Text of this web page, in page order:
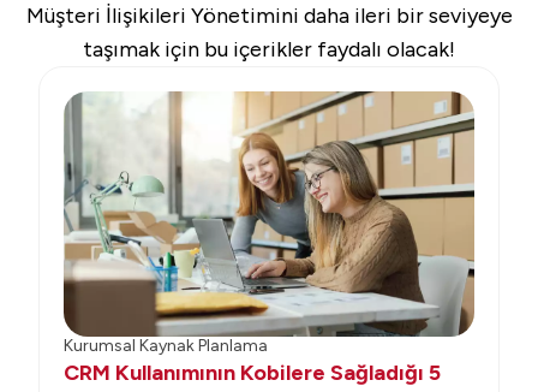
Müşteri İlişikileri Yönetimini daha ileri bir seviyeye
taşımak için bu içerikler faydalı olacak!
Kurumsal Kaynak Planlama
CRM Kullanımının Kobilere Sağladığı 5